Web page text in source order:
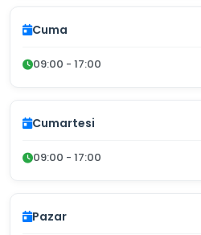
Cuma
09:00 - 17:00
Cumartesi
09:00 - 17:00
Pazar